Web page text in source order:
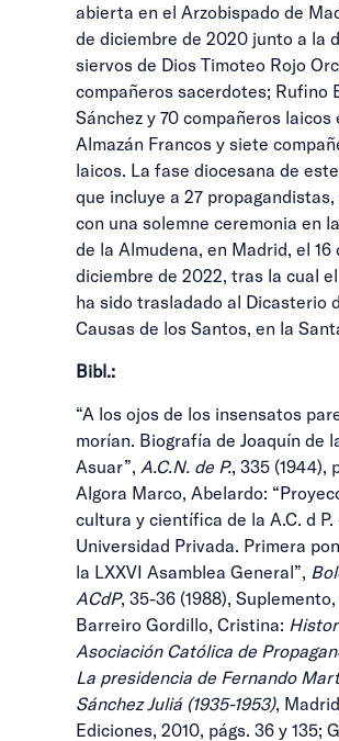
abierta en el Arzobispado de
de diciembre de 2020 junto a la
siervos de Dios Timoteo Rojo
compañeros sacerdotes; Rufino
Sánchez y 70 compañeros laicos
Almazán Francos y siete
laicos. La fase diocesana de
que incluye a 27 propagandistas,
con una solemne ceremonia en
de la Almudena, en Madrid, el 16
diciembre de 2022, tras la cual
ha sido trasladado al Dicasterio
Causas de los Santos, en la
Bibl.:
“A los ojos de los insensatos
morían. Biografía de Joaquín de
Asuar”, A.C.N. de P., 335 (1944),
Algora Marco, Abelardo:
cultura y científica de la A.C. d P.
Universidad Privada. Primera
la LXXVI Asamblea General”,
ACdP, 35-36 (1988), Suplemento,
Barreiro Gordillo, Cristina:
Asociación Católica de
La presidencia de Fernando
Sánchez Juliá (1935-1953),
Ediciones, 2010, págs. 36 y 135;